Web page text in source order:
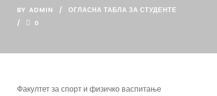
BY ADMIN
ОГЛАСНА ТАБЛА ЗА СТУДЕНТЕ
0
Факултет за спорт и физичко васпитање